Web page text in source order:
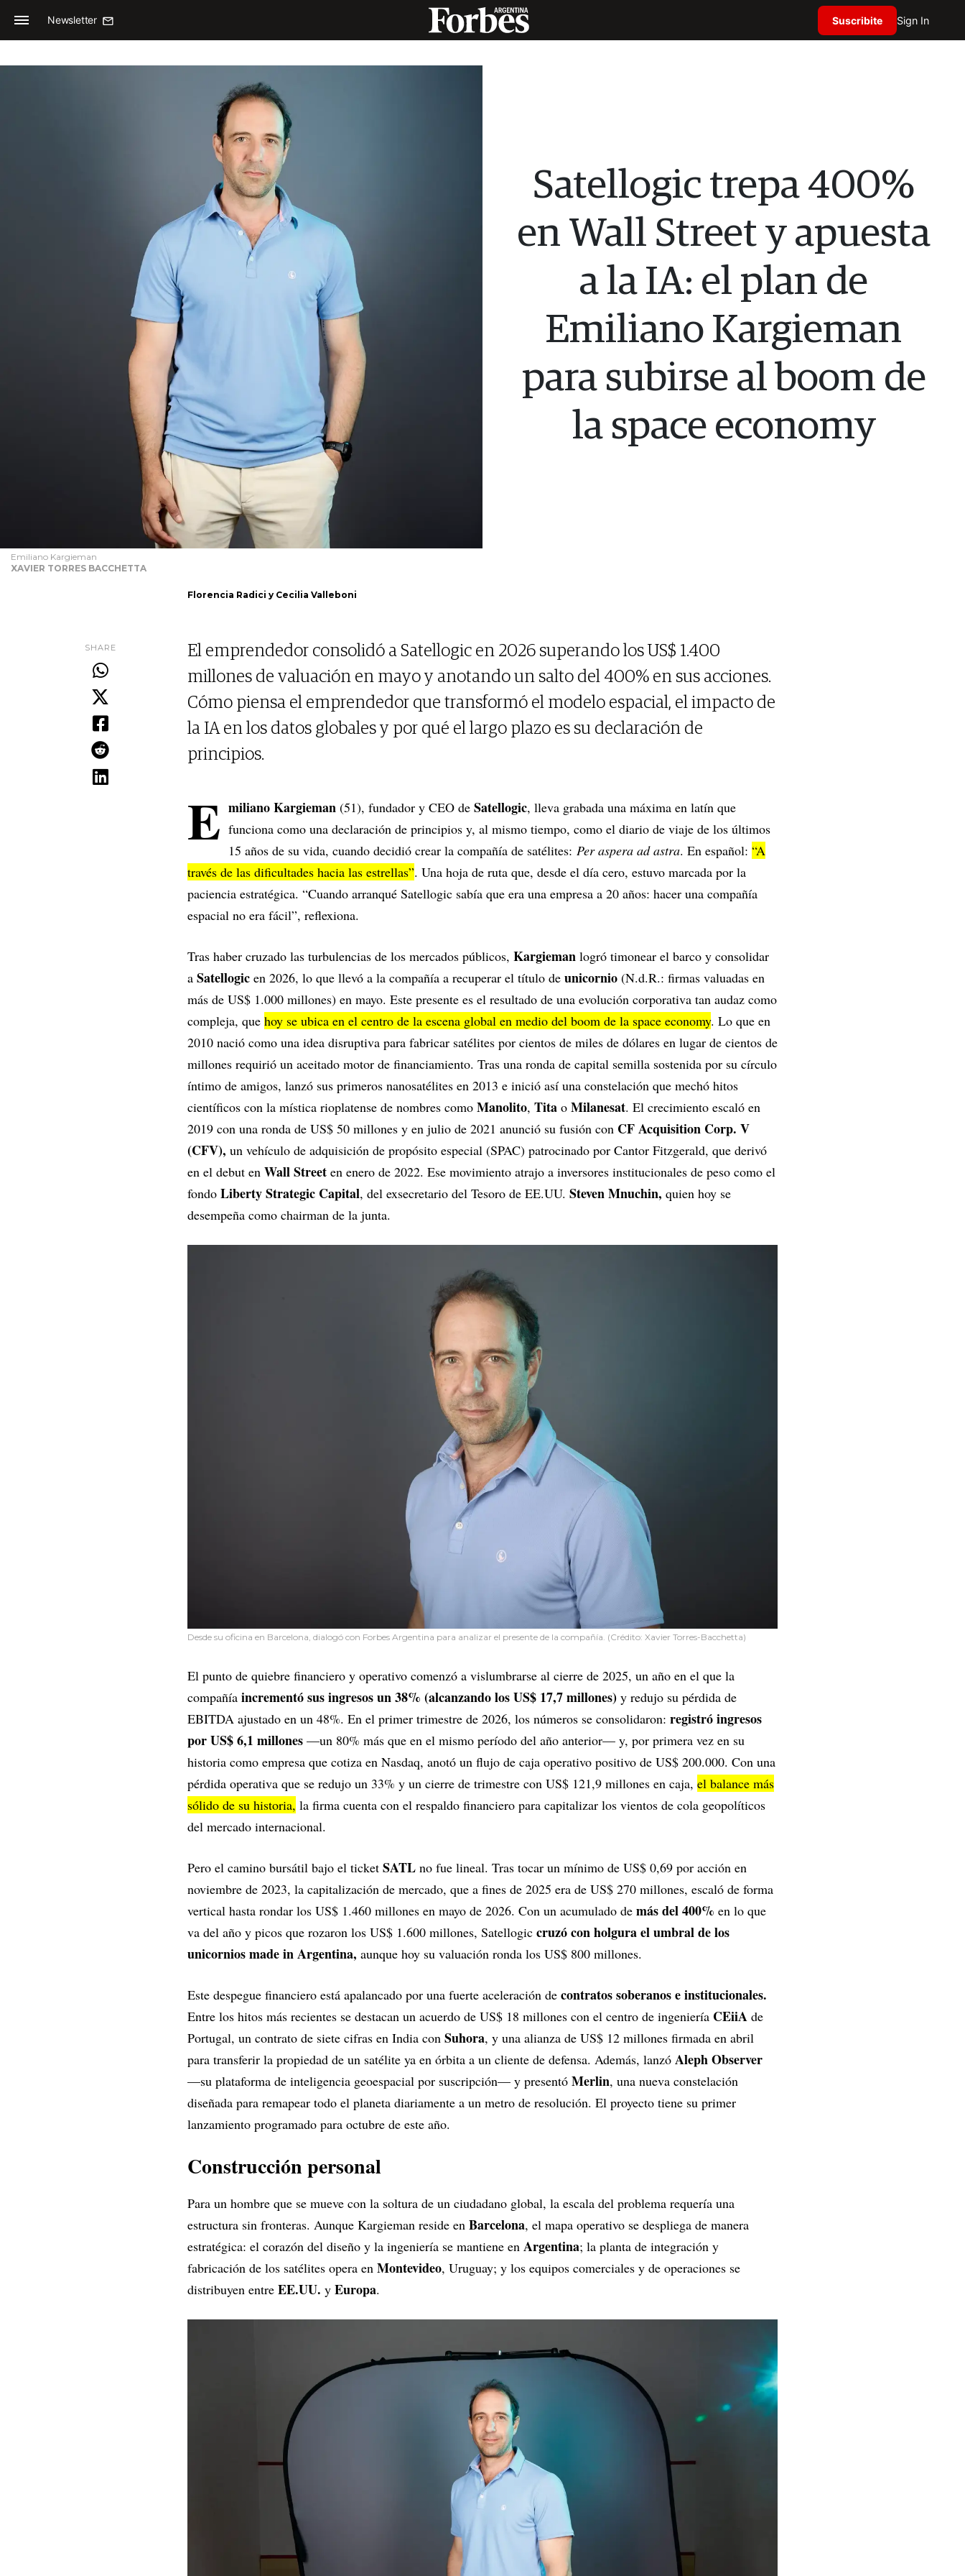
Newsletter Suscribite Sign In
Satellogic trepa 400%
en Wall Street y apuesta
a la IA: el plan de
Emiliano Kargieman
para subirse al boom de
la space economy
Emiliano Kargieman
XAVIER TORRES BACCHETTA
Florencia Radici y Cecilia Valleboni
SHARE
El emprendedor consolidó a Satellogic en 2026 superando los US$ 1.400
millones de valuación en mayo y anotando un salto del 400% en sus acciones.
Cómo piensa el emprendedor que transformó el modelo espacial, el impacto de
la IA en los datos globales y por qué el largo plazo es su declaración de
principios.
E miliano Kargieman (51), fundador y CEO de Satellogic, lleva grabada una máxima en latín que
funciona como una declaración de principios y, al mismo tiempo, como el diario de viaje de los últimos
15 años de su vida, cuando decidió crear la compañía de satélites: Per aspera ad astra. En español: “A
través de las dificultades hacia las estrellas”. Una hoja de ruta que, desde el día cero, estuvo marcada por la
paciencia estratégica. “Cuando arranqué Satellogic sabía que era una empresa a 20 años: hacer una compañía
espacial no era fácil”, reflexiona.
Tras haber cruzado las turbulencias de los mercados públicos, Kargieman logró timonear el barco y consolidar
a Satellogic en 2026, lo que llevó a la compañía a recuperar el título de unicornio (N.d.R.: firmas valuadas en
más de US$ 1.000 millones) en mayo. Este presente es el resultado de una evolución corporativa tan audaz como
compleja, que hoy se ubica en el centro de la escena global en medio del boom de la space economy. Lo que en
2010 nació como una idea disruptiva para fabricar satélites por cientos de miles de dólares en lugar de cientos de
millones requirió un aceitado motor de financiamiento. Tras una ronda de capital semilla sostenida por su círculo
íntimo de amigos, lanzó sus primeros nanosatélites en 2013 e inició así una constelación que mechó hitos
científicos con la mística rioplatense de nombres como Manolito, Tita o Milanesat. El crecimiento escaló en
2019 con una ronda de US$ 50 millones y en julio de 2021 anunció su fusión con CF Acquisition Corp. V
(CFV), un vehículo de adquisición de propósito especial (SPAC) patrocinado por Cantor Fitzgerald, que derivó
en el debut en Wall Street en enero de 2022. Ese movimiento atrajo a inversores institucionales de peso como el
fondo Liberty Strategic Capital, del exsecretario del Tesoro de EE.UU. Steven Mnuchin, quien hoy se
desempeña como chairman de la junta.
Desde su oficina en Barcelona, dialogó con Forbes Argentina para analizar el presente de la compañía. (Crédito: Xavier Torres-Bacchetta)
El punto de quiebre financiero y operativo comenzó a vislumbrarse al cierre de 2025, un año en el que la
compañía incrementó sus ingresos un 38% (alcanzando los US$ 17,7 millones) y redujo su pérdida de
EBITDA ajustado en un 48%. En el primer trimestre de 2026, los números se consolidaron: registró ingresos
por US$ 6,1 millones —un 80% más que en el mismo período del año anterior— y, por primera vez en su
historia como empresa que cotiza en Nasdaq, anotó un flujo de caja operativo positivo de US$ 200.000. Con una
pérdida operativa que se redujo un 33% y un cierre de trimestre con US$ 121,9 millones en caja, el balance más
sólido de su historia, la firma cuenta con el respaldo financiero para capitalizar los vientos de cola geopolíticos
del mercado internacional.
Pero el camino bursátil bajo el ticket SATL no fue lineal. Tras tocar un mínimo de US$ 0,69 por acción en
noviembre de 2023, la capitalización de mercado, que a fines de 2025 era de US$ 270 millones, escaló de forma
vertical hasta rondar los US$ 1.460 millones en mayo de 2026. Con un acumulado de más del 400% en lo que
va del año y picos que rozaron los US$ 1.600 millones, Satellogic cruzó con holgura el umbral de los
unicornios made in Argentina, aunque hoy su valuación ronda los US$ 800 millones.
Este despegue financiero está apalancado por una fuerte aceleración de contratos soberanos e institucionales.
Entre los hitos más recientes se destacan un acuerdo de US$ 18 millones con el centro de ingeniería CEiiA de
Portugal, un contrato de siete cifras en India con Suhora, y una alianza de US$ 12 millones firmada en abril
para transferir la propiedad de un satélite ya en órbita a un cliente de defensa. Además, lanzó Aleph Observer
—su plataforma de inteligencia geoespacial por suscripción— y presentó Merlin, una nueva constelación
diseñada para remapear todo el planeta diariamente a un metro de resolución. El proyecto tiene su primer
lanzamiento programado para octubre de este año.
Construcción personal
Para un hombre que se mueve con la soltura de un ciudadano global, la escala del problema requería una
estructura sin fronteras. Aunque Kargieman reside en Barcelona, el mapa operativo se despliega de manera
estratégica: el corazón del diseño y la ingeniería se mantiene en Argentina; la planta de integración y
fabricación de los satélites opera en Montevideo, Uruguay; y los equipos comerciales y de operaciones se
distribuyen entre EE.UU. y Europa.